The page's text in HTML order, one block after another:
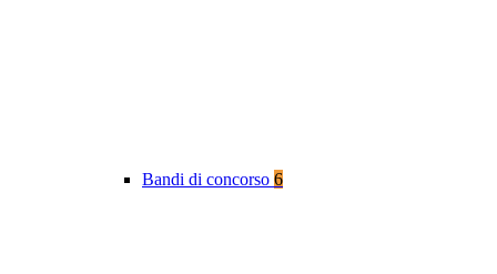
Bandi di concorso 6